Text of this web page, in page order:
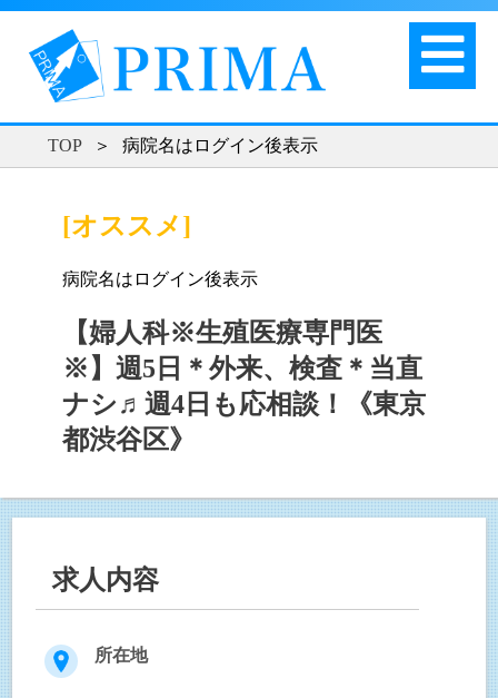
TOP ＞ 病院名はログイン後表示
[オススメ]
病院名はログイン後表示
【婦人科※生殖医療専門医
※】週5日＊外来、検査＊当直
ナシ♬週4日も応相談！《東京
都渋谷区》
求人内容
所在地